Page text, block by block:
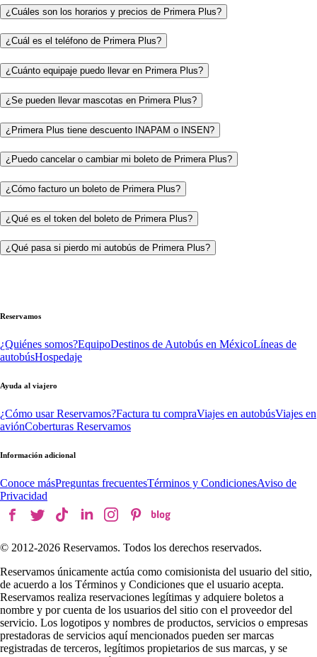
¿Cuáles son los horarios y precios de Primera Plus?
¿Cuál es el teléfono de Primera Plus?
¿Cuánto equipaje puedo llevar en Primera Plus?
¿Se pueden llevar mascotas en Primera Plus?
¿Primera Plus tiene descuento INAPAM o INSEN?
¿Puedo cancelar o cambiar mi boleto de Primera Plus?
¿Cómo facturo un boleto de Primera Plus?
¿Qué es el token del boleto de Primera Plus?
¿Qué pasa si pierdo mi autobús de Primera Plus?
Reservamos
¿Quiénes somos?EquipoDestinos de Autobús en MéxicoLíneas de
autobúsHospedaje
Ayuda al viajero
¿Cómo usar Reservamos?Factura tu compraViajes en autobúsViajes en
aviónCoberturas Reservamos
Información adicional
Conoce másPreguntas frecuentesTérminos y CondicionesAviso de
Privacidad
© 2012-2026 Reservamos. Todos los derechos reservados.
Reservamos únicamente actúa como comisionista del usuario del sitio,
de acuerdo a los Términos y Condiciones que el usuario acepta.
Reservamos realiza reservaciones legítimas y adquiere boletos a
nombre y por cuenta de los usuarios del sitio con el proveedor del
servicio. Los logotipos y nombres de productos, servicios o empresas
prestadoras de servicios aquí mencionados pueden ser marcas
registradas de terceros, legítimos propietarios de sus marcas, y se